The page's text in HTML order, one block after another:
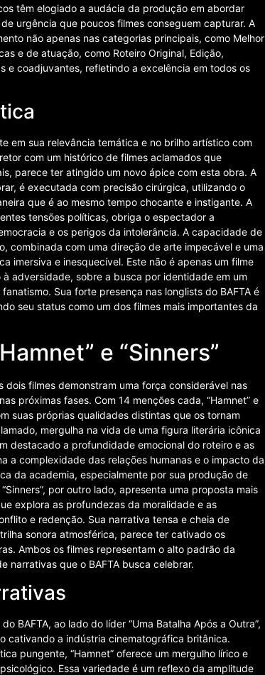
têm elogiado a audácia da produção em abordar
urgência que poucos filmes conseguem capturar. A
não apenas nas categorias principais, como Melhor
e de atuação, como Roteiro Original, Edição,
e coadjuvantes, refletindo a excelência em todos os
em sua relevância temática e no brilho artístico com
com um histórico de filmes aclamados que
parece ter atingido um novo ápice com esta obra. A
é executada com precisão cirúrgica, utilizando o
que é ao mesmo tempo chocante e instigante. A
tensões políticas, obriga o espectador a
e os perigos da intolerância. A capacidade de
combinada com uma direção de arte impecável e uma
imersiva e inesquecível. Este não é apenas um filme
adversidade, sobre a busca por identidade em um
Sua forte presença nas longlists do BAFTA é
seu status como um dos filmes mais importantes da
e “Sinners”
dois filmes demonstram uma força considerável nas
próximas fases. Com 14 menções cada, “Hamnet” e
suas próprias qualidades distintas que os tornam
mergulha na vida de uma figura literária icônica
destacado a profundidade emocional do roteiro e as
a complexidade das relações humanas e o impacto da
da academia, especialmente por sua produção de
por outro lado, apresenta uma proposta mais
explora as profundezas da moralidade e as
e redenção. Sua narrativa tensa e cheia de
sonora atmosférica, parece ter cativado os
Ambos os filmes representam o alto padrão da
narrativas que o BAFTA busca celebrar.
BAFTA, ao lado do líder “Uma Batalha Após a Outra”,
cativando a indústria cinematográfica britânica.
pungente, “Hamnet” oferece um mergulho lírico e
Essa variedade é um reflexo da amplitude